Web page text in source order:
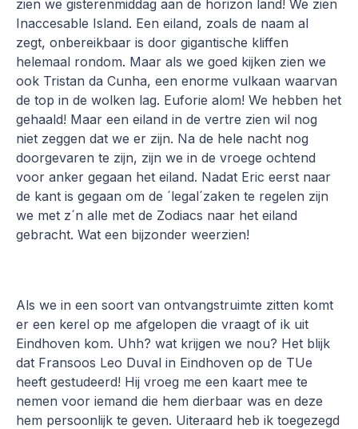
zien we gisterenmiddag aan de horizon land! We zien
Inaccesable Island. Een eiland, zoals de naam al
zegt, onbereikbaar is door gigantische kliffen
helemaal rondom. Maar als we goed kijken zien we
ook Tristan da Cunha, een enorme vulkaan waarvan
de top in de wolken lag. Euforie alom! We hebben het
gehaald! Maar een eiland in de vertre zien wil nog
niet zeggen dat we er zijn. Na de hele nacht nog
doorgevaren te zijn, zijn we in de vroege ochtend
voor anker gegaan het eiland. Nadat Eric eerst naar
de kant is gegaan om de ´legal´zaken te regelen zijn
we met z´n alle met de Zodiacs naar het eiland
gebracht. Wat een bijzonder weerzien!
Als we in een soort van ontvangstruimte zitten komt
er een kerel op me afgelopen die vraagt of ik uit
Eindhoven kom. Uhh? wat krijgen we nou? Het blijk
dat Fransoos Leo Duval in Eindhoven op de TUe
heeft gestudeerd! Hij vroeg me een kaart mee te
nemen voor iemand die hem dierbaar was en deze
hem persoonlijk te geven. Uiteraard heb ik toegezegd